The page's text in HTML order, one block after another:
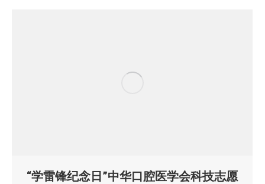
“学雷锋纪念日”中华口腔医学会科技志愿